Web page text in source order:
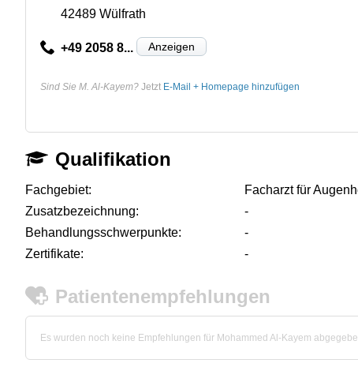
42489 Wülfrath
+49 2058 8... Anzeigen
Sind Sie M. Al-Kayem? Jetzt E-Mail + Homepage hinzufügen
Qualifikation
Fachgebiet:
Facharzt für
Zusatzbezeichnung:
-
Behandlungsschwerpunkte:
-
Zertifikate:
-
Patientenempfehlungen
Es wurden noch keine Empfehlungen für Mohammed Al-Kayem